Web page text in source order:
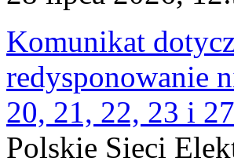
Komunikat
redysponowanie
20, 21, 22, 23 i
Polskie Sieci